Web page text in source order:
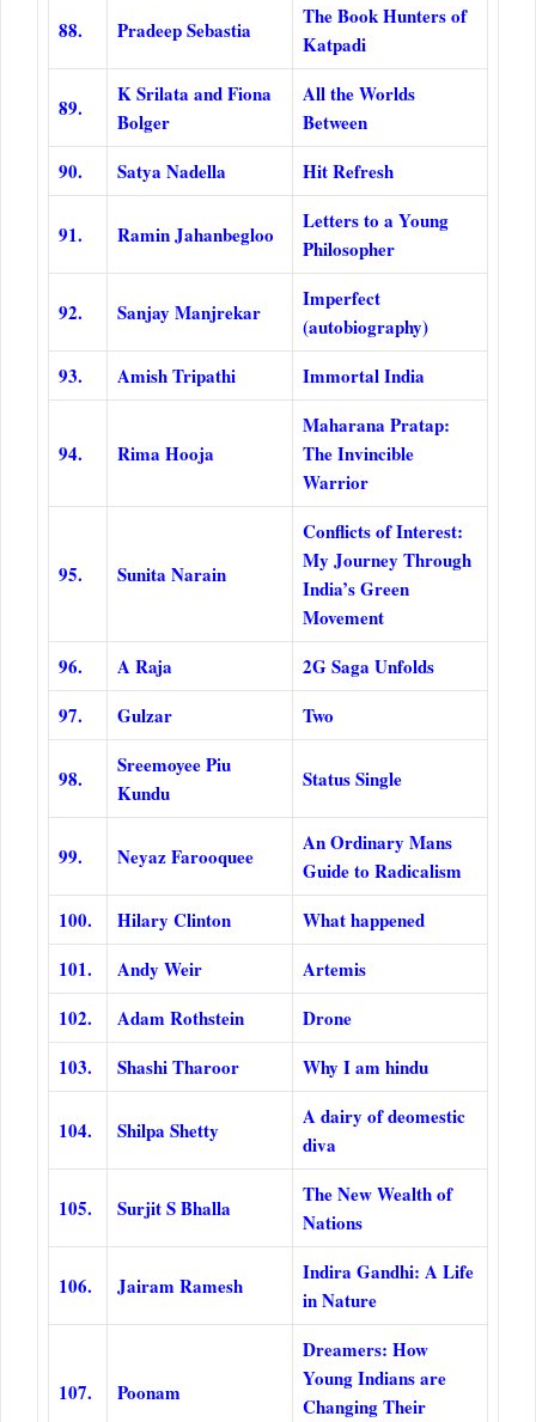
88. Pradeep Sebastia
The Book Hunters of
Katpadi
89.
K Srilata and Fiona
Bolger
All the Worlds
Between
90.
Satya Nadella Hit Refresh
91. Ramin Jahanbegloo
Letters to a Young
Philosopher
92. Sanjay Manjrekar
Imperfect
(autobiography)
93.
Amish Tripathi Immortal India
94. Rima Hooja
Maharana Pratap:
The Invincible
Warrior
95. Sunita Narain
Conflicts of Interest:
My Journey Through
India’s Green
Movement
96.
A Raja
2G Saga Unfolds
97.
Gulzar Two
98.
Sreemoyee Piu
Kundu
Status Single
99. Neyaz Farooquee
An Ordinary Mans
Guide to Radicalism
100.
Hilary Clinton
What happened
101.
Andy Weir
Artemis
102.
Adam Rothstein
Drone
103.
Shashi Tharoor Why I am hindu
104. Shilpa Shetty
A dairy of deomestic
diva
105. Surjit S Bhalla
The New Wealth of
Nations
106. Jairam Ramesh
Indira Gandhi: A Life
in Nature
107. Poonam
Dreamers: How
Young Indians are
Changing Their